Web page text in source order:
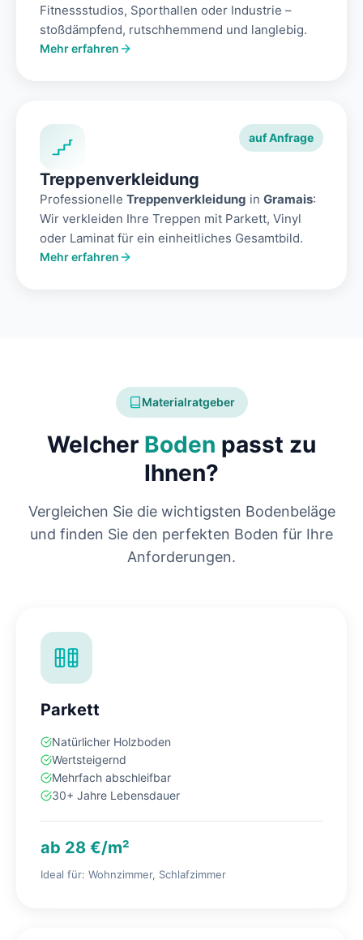
Fitnessstudios, Sporthallen oder Industrie –
stoßdämpfend, rutschhemmend und langlebig.
Mehr erfahren
auf Anfrage
Treppenverkleidung
Professionelle Treppenverkleidung in Gramais:
Wir verkleiden Ihre Treppen mit Parkett, Vinyl
oder Laminat für ein einheitliches Gesamtbild.
Mehr erfahren
Materialratgeber
Welcher Boden passt zu
Ihnen?
Vergleichen Sie die wichtigsten Bodenbeläge
und finden Sie den perfekten Boden für Ihre
Anforderungen.
Parkett
Natürlicher Holzboden
Wertsteigernd
Mehrfach abschleifbar
30+ Jahre Lebensdauer
ab 28 €/m²
Ideal für: Wohnzimmer, Schlafzimmer